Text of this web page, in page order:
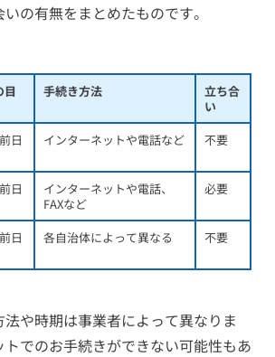
の有無をまとめたものです。
目
手続き方法
立ち合
い
日
インターネットや電話など 不要
日
インターネットや電話、
FAXなど
必要
日
各自治体によって異なる 不要
や時期は事業者によって異なりま
でのお手続きができない可能性もあ